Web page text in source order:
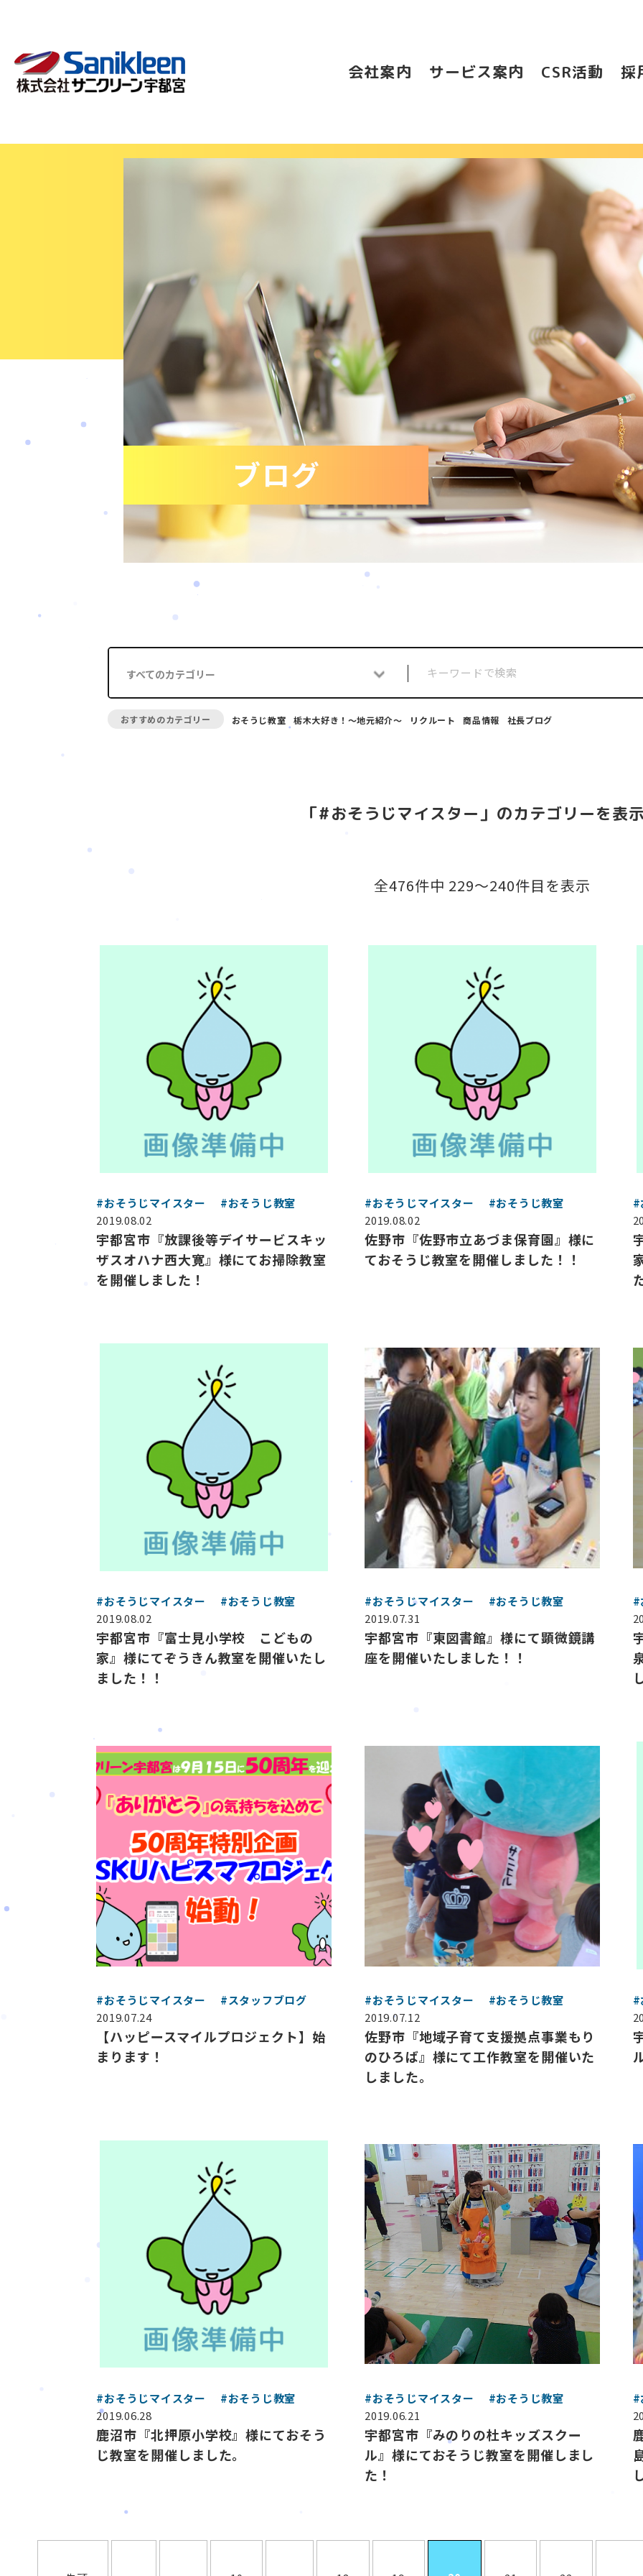
会社案内 サービス案内 CSR活動 採
すべてのカテゴリー
おすすめのカテゴリー おそうじ教室 栃木大好き！～地元紹介～ リクルート 商品情報 社長ブログ
「#おそうじマイスター」のカテゴリーを表
全476件中 229〜240件目を表示
#おそうじマイスター
#おそうじ教室
2019.08.02
宇都宮市『放課後等デイサービスキッ
ザスオハナ西大寛』様にてお掃除教室
を開催しました！
#おそうじマイスター
#おそうじ教室
2019.08.02
佐野市『佐野市立あづま保育園』様に
ておそうじ教室を開催しました！！
#
#おそうじマイスター
#おそうじ教室
2019.08.02
宇都宮市『富士見小学校 こどもの
家』様にてぞうきん教室を開催いたし
ました！！
#おそうじマイスター
#おそうじ教室
2019.07.31
宇都宮市『東図書館』様にて顕微鏡講
座を開催いたしました！！
#
#おそうじマイスター
#スタッフブログ
2019.07.24
【ハッピースマイルプロジェクト】始
まります！
#おそうじマイスター
#おそうじ教室
2019.07.12
佐野市『地域子育て支援拠点事業もり
のひろば』様にて工作教室を開催いた
しました。
#
#おそうじマイスター
#おそうじ教室
2019.06.28
鹿沼市『北押原小学校』様にておそう
じ教室を開催しました。
#おそうじマイスター
#おそうじ教室
2019.06.21
宇都宮市『みのりの杜キッズスクー
ル』様にておそうじ教室を開催しまし
た！
#